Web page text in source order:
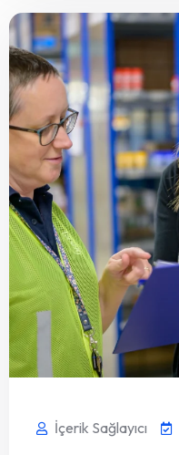
İçerik Sağlayıcı